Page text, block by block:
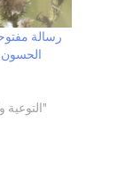
رسالة
الحسون
Dans "التوعية والتحسيس"